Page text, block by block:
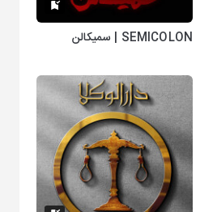
SEMICOLON | سمیکالن